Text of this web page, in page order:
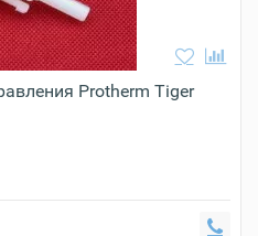
Protherm Tiger